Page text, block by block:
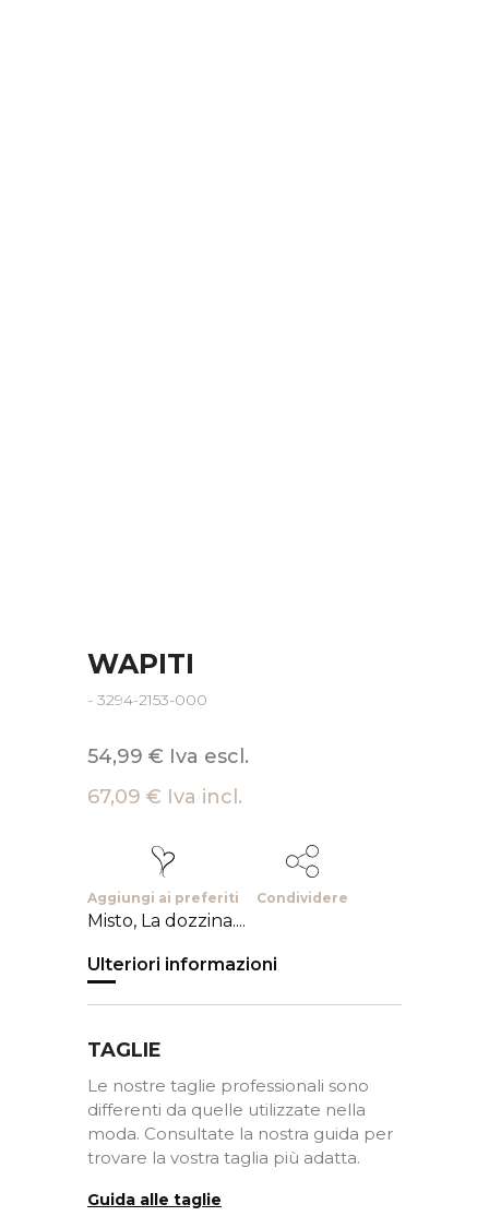
WAPITI
- 3294-2153-000
54,99 € Iva escl.
67,09 € Iva incl.
Aggiungi ai preferiti Condividere
Misto, La dozzina....
Ulteriori informazioni
TAGLIE
Le nostre taglie professionali sono
differenti da quelle utilizzate nella
moda. Consultate la nostra guida per
trovare la vostra taglia più adatta.
Guida alle taglie